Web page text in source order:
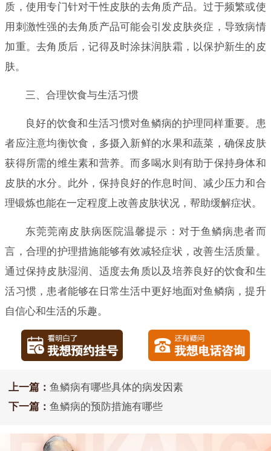
质，使用专门针对干性皮肤的去角质产品。过于频繁或使
用刺激性强的去角质产品可能会引发皮肤炎症，导致病情
加重。去角质后，记得及时涂抹润肤霜，以保护新生的皮
肤。
三、合理饮食与生活习惯
良好的饮食和生活习惯对鱼鳞病的护理同样重要。患
者应注意均衡饮食，多摄入新鲜的水果和蔬菜，确保皮肤
获得所需的维生素和营养。而多喝水则有助于保持身体和
皮肤的水分。此外，保持良好的作息时间、减少压力和合
理锻炼也能在一定程度上改善皮肤状况，帮助缓解症状。
东莞莞南皮肤病医院温馨提示：对于鱼鳞病患者而
言，合理的护理措施能够有效减轻症状，改善生活质量。
通过保持皮肤湿润、适度去角质以及培养良好的饮食和生
活习惯，患者能够在日常生活中更好地面对鱼鳞病，提升
自信心和生活的乐趣。
上一篇： 鱼鳞病有哪些具体的病发因素
下一篇： 鱼鳞病的预防措施有哪些